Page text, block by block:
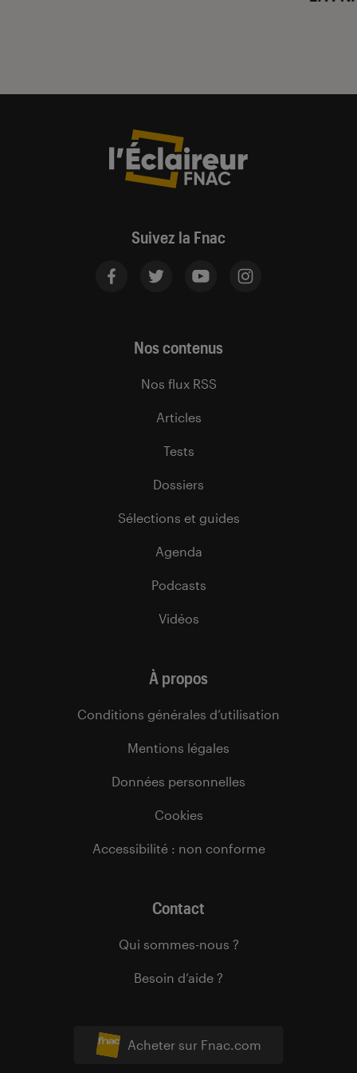
Suivez la Fnac
Acheter sur Fnac.com
Nos contenus
Nos flux RSS
Articles
Tests
Dossiers
Sélections et guides
Agenda
Podcasts
Vidéos
À propos
Conditions générales d’utilisation
Mentions légales
Données personnelles
Cookies
Accessibilité : non conforme
Contact
Qui sommes-nous ?
Besoin d’aide ?